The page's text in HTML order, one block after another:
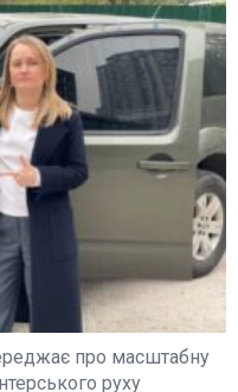
про масштабну
руху